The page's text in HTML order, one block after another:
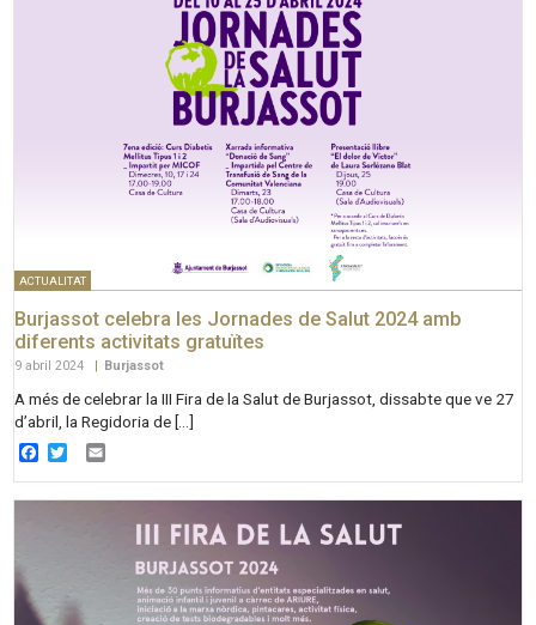
ACTUALITAT
Burjassot celebra les Jornades de Salut 2024 amb
diferents activitats gratuïtes
9 abril 2024 | Burjassot
A més de celebrar la III Fira de la Salut de Burjassot, dissabte que ve 27
d’abril, la Regidoria de […]
Facebook
Twitter